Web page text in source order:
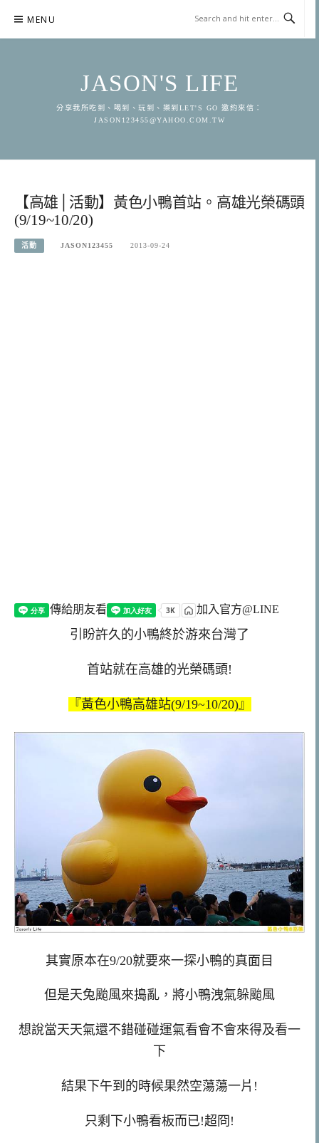
content
MENU
JASON'S LIFE
分享我所吃到、喝到、玩到、樂到LET'S GO 邀約來信：
JASON123455@YAHOO.COM.TW
【高雄│活動】黃色小鴨首站。高雄光榮碼頭
(9/19~10/20)
活動 JASON123455 2013-09-24
傳給朋友看 加入官方@LINE
引盼許久的小鴨終於游來台灣了
首站就在高雄的光榮碼頭!
『黃色小鴨高雄站(9/19~10/20)』
其實原本在9/20就要來一探小鴨的真面目
但是天兔颱風來搗亂，將小鴨洩氣躲颱風
想說當天天氣還不錯碰碰運氣看會不會來得及看一
下
結果下午到的時候果然空蕩蕩一片!
只剩下小鴨看板而已!超冏!